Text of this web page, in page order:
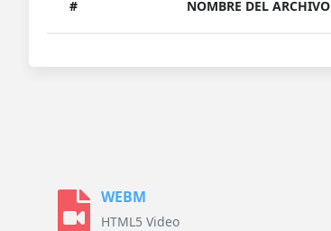
# NOMBRE DEL ARCHIVO
WEBM
HTML5 Video